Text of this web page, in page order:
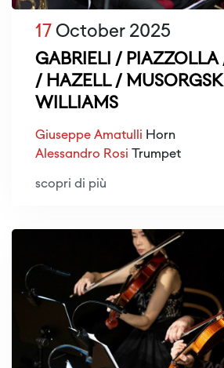
17 October 2025
GABRIELI / PIAZZOLLA
/ HAZELL /
WILLIAMS
Giuseppe Amatulli Horn
Alessandro Rosi Trumpet
scopri di più